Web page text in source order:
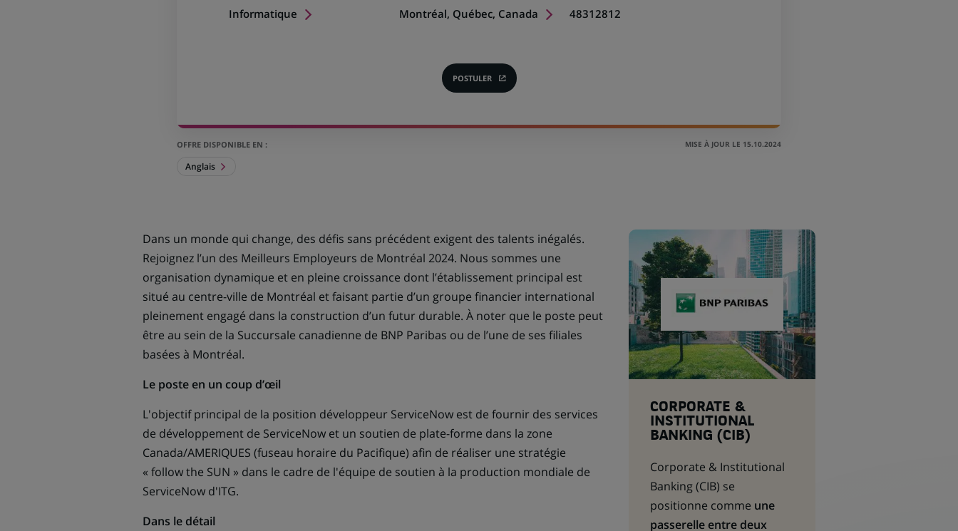
Informatique Montréal, Québec, Canada
(Ce
48312812
POSTULER
(CE
LIEN
NOUVEL
MISE À JOUR LE 15.10.2024
OFFRE DISPONIBLE EN :
Anglais
Dans un monde qui change, des défis sans précédent exigent des talents inégalés.
Rejoignez l’un des Meilleurs Employeurs de Montréal 2024. Nous sommes une
organisation dynamique et en pleine croissance dont l’établissement principal est
situé au centre-ville de Montréal et faisant partie d’un groupe financier international
pleinement engagé dans la construction d’un futur durable. À noter que le poste peut
être au sein de la Succursale canadienne de BNP Paribas ou de l’une de ses filiales
basées à Montréal.
Le poste en un coup d’œil
L'objectif principal de la position développeur ServiceNow est de fournir des services
de développement de ServiceNow et un soutien de plate-forme dans la zone
Canada/AMERIQUES (fuseau horaire du Pacifique) afin de réaliser une stratégie
« follow the SUN » dans le cadre de l'équipe de soutien à la production mondiale de
ServiceNow d'ITG.
Dans le détail
CORPORATE &
INSTITUTIONAL
BANKING (CIB)
Corporate & Institutional
Banking(CIB) se
positionne comme une
passerelle entre deux